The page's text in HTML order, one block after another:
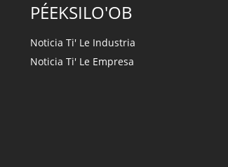
PÉEKSILO'OB
Noticia Ti' Le Industria
Noticia Ti' Le Empresa